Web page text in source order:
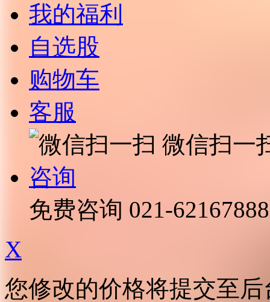
我的福利
自选股
购物车
客服
微信扫一
咨询
免费咨询 021-62167888
X
您修改的价格将提交至